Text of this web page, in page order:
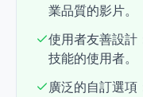
業品質的影片。
使用者友善設計
技能的使用者。
廣泛的自訂選項